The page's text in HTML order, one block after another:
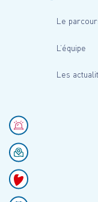
Le
L’équipe
Les